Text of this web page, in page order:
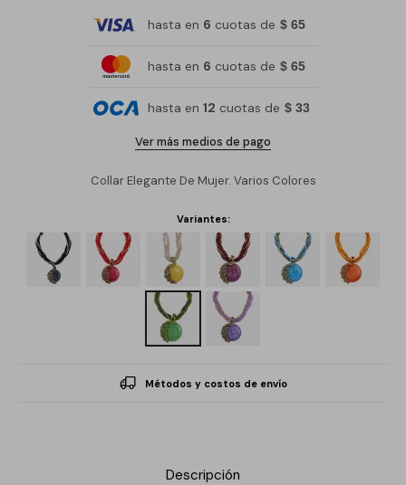
hasta en 6 cuotas de $ 65
hasta en 6 cuotas de $ 65
hasta en 12 cuotas de $ 33
Ver más medios de pago
Collar Elegante De Mujer. Varios Colores
Variantes:
Métodos y costos de envío
Descripción